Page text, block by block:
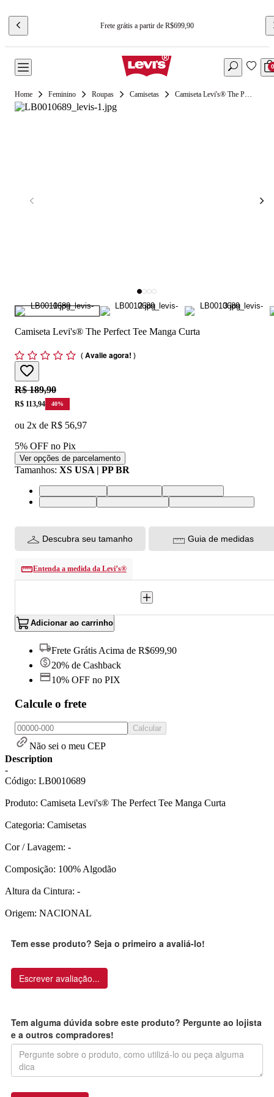
Frete grátis a partir de R$699,90
0
Feminino Roupas Camisetas Camiseta Levi's® The Perfect Tee Manga Curta
Camiseta Levi's® The Perfect Tee Manga Curta
(Avalie agora! )
Original price:
R$ 189,90
Price:
R$ 113,94 40%
ou 2x de R$ 56,97
5% OFF no Pix
Ver opções de parcelamento
Tamanhos: XS USA | PP BR
XS USA | PP BRS USA | P BRM USA | M BR
L USA | G BRXL USA | GG BRXXL USA | EGG BR
Descubra seu tamanho Guia de medidas
Entenda a medida da Levi’s®
Adicionar ao carrinho
Frete Grátis Acima de R$699,90
20% de Cashback
10% OFF no PIX
Calcule o frete
Calcular
Não sei o meu CEP
Description
-
Código: LB0010689
Produto: Camiseta Levi's® The Perfect Tee Manga Curta
Categoria: Camisetas
Cor / Lavagem: -
Composição: 100% Algodão
Altura da Cintura: -
Origem: NACIONAL
Tem esse produto? Seja o primeiro a avaliá-lo!
Escrever avaliação...
Tem alguma dúvida sobre este produto? Pergunte ao lojista
e a outros compradores!